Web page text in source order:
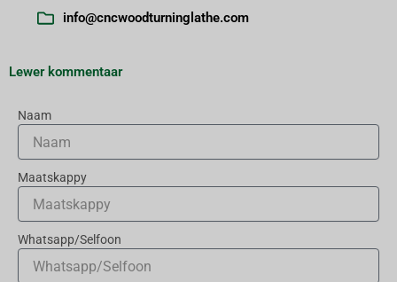
info@cncwoodturninglathe.com
Lewer kommentaar
Naam
Maatskappy
Whatsapp/Selfoon